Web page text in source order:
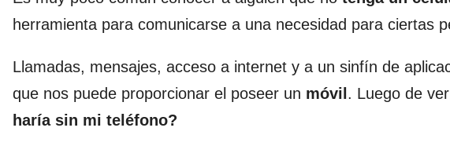
herramienta para comunicarse a una necesidad para ciertas
Llamadas, mensajes, acceso a internet y a un sinfín de
que nos puede proporcionar el poseer un móvil . Luego de
haría sin mi teléfono?